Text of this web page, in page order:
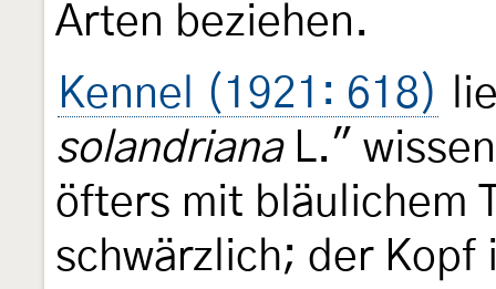
Arten beziehen.
Kennel (1921: 618)
solandrianaL."
öfters mit bläulichem
schwärzlich; der Kopf